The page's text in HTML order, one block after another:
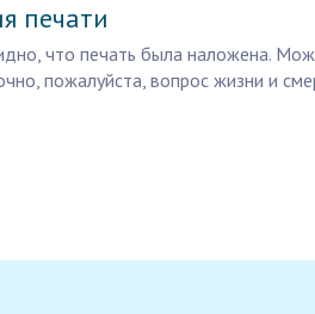
печати
что печать была наложена.
пожалуйста, вопрос жизни и